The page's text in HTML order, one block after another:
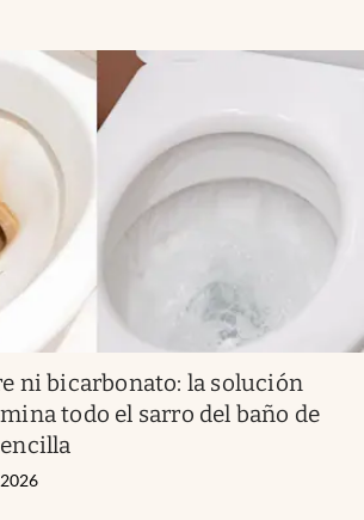
ni bicarbonato: la solución
todo el sarro del baño de